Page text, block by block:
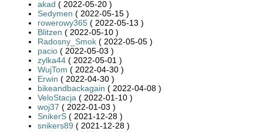
akad ( 2022-05-20 )
Sedymen ( 2022-05-15 )
rowerowy365 ( 2022-05-13 )
Blitzen ( 2022-05-10 )
Radosny_Smok ( 2022-05-05 )
pacio ( 2022-05-03 )
zylka44 ( 2022-05-01 )
WujTom ( 2022-04-30 )
Erwin ( 2022-04-30 )
bikeandbackagain ( 2022-04-08 )
VeloStacja ( 2022-01-10 )
woj37 ( 2022-01-03 )
SnikerS ( 2021-12-28 )
snikers89 ( 2021-12-28 )